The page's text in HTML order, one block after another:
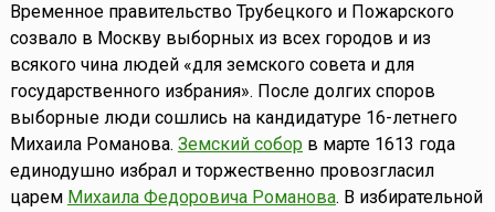
Временное правительство Трубецкого и Пожарского
созвало в Москву выборных из всех городов и из
всякого чина людей «для земского совета и для
государственного избрания». После долгих споров
выборные люди сошлись на кандидатуре 16-летнего
Михаила Романова. Земский соборв марте 1613 года
единодушно избрал и торжественно провозгласил
царем Михаила Федоровича Романова. В избирательной